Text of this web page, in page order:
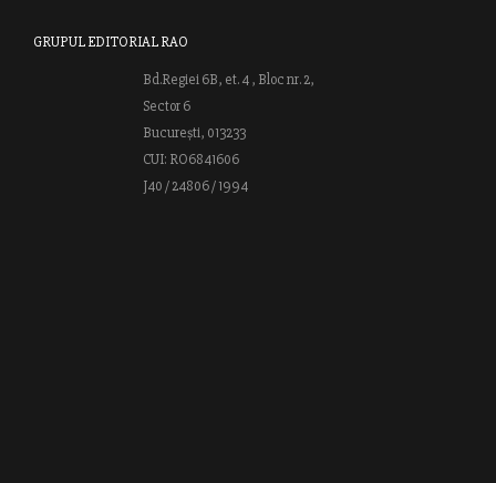
GRUPUL EDITORIAL RAO
Bd.Regiei 6B, et. 4 , Bloc nr. 2,
Sector 6
București, 013233
CUI: RO6841606
J40 / 24806 / 1994